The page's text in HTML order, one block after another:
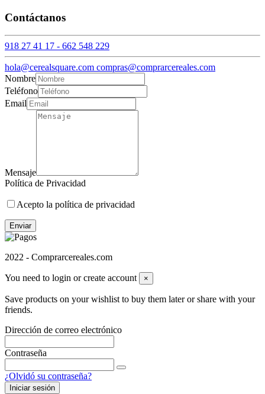
Contáctanos
918 27 41 17 - 662 548 229
hola@cerealsquare.com compras@comprarcereales.com
Nombre
Teléfono
Email
Mensaje
Política de Privacidad
Acepto la política de privacidad
Enviar
2022 - Comprarcereales.com
You need to login or create account ×
Save products on your wishlist to buy them later or share with your
friends.
Dirección de correo electrónico
Contraseña
¿Olvidó su contraseña?
Iniciar sesión